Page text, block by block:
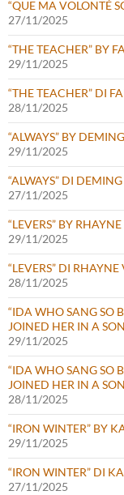
“QUE MA VOLONTÉ
27/11/2025
“THE TEACHER” BY
29/11/2025
“THE TEACHER” DI
28/11/2025
“ALWAYS” BY
29/11/2025
“ALWAYS” DI
27/11/2025
“LEVERS” BY
29/11/2025
“LEVERS” DI RHAYNE
28/11/2025
“IDA WHO SANG SO
JOINED HER IN A
29/11/2025
“IDA WHO SANG SO
JOINED HER IN A
28/11/2025
“IRON WINTER” BY
29/11/2025
“IRON WINTER” DI
27/11/2025